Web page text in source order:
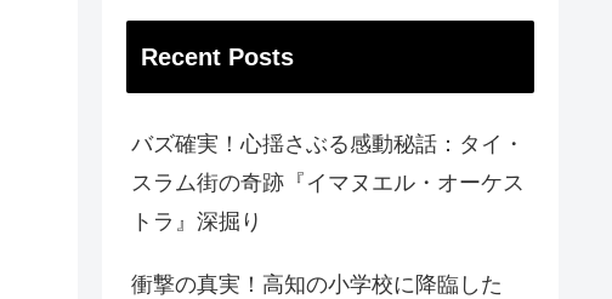
Recent Posts
バズ確実！心揺さぶる感動秘話：タイ・
スラム街の奇跡『イマヌエル・オーケス
トラ』深掘り
衝撃の真実！高知の小学校に降臨した